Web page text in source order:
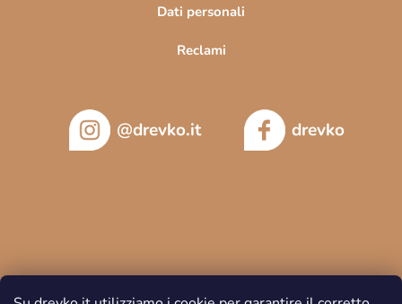
Dati personali
Reclami
@drevko.it drevko